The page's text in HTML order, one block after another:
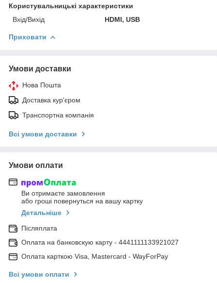
Користувальницькі характеристики
Вхід/Вихід
HDMI, USB
Приховати
Умови доставки
Нова Пошта
Доставка кур'єром
Транспортна компанія
Всі умови доставки
Умови оплати
Ви отримаєте замовлення
або гроші повернуться на вашу картку
Детальніше
Післяплата
Оплата на банковскую карту - 4441111133921027
Оплата карткою Visa, Mastercard - WayForPay
Всі умови оплати